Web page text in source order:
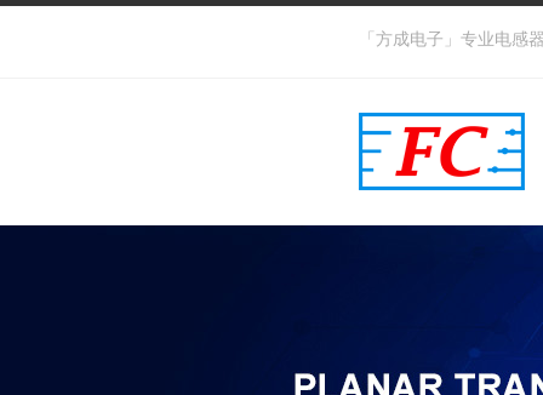
「方成电子」专业电感